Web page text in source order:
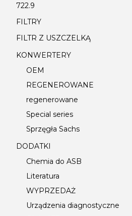
722.9
FILTRY
FILTR Z USZCZELKĄ
KONWERTERY
OEM
REGENEROWANE
regenerowane
Special series
Sprzęgła Sachs
DODATKI
Chemia do ASB
Literatura
WYPRZEDAŻ
Urządzenia diagnostyczne